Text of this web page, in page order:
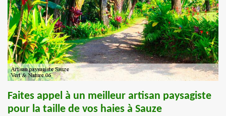
Faites appel à un meilleur artisan paysagiste
pour la taille de vos haies à Sauze